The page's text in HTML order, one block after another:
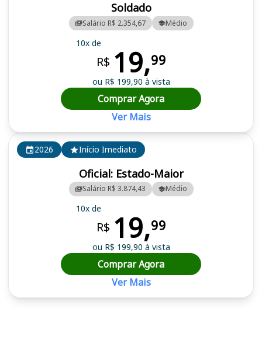
2026 Início Imediato
Oficial: Estado-Maior
Salário R$ 3.874,43 Médio
10x de
R$ 19,99
ou R$ 199,90 à vista
Comprar Agora
Ver Mais
Soldado
Salário R$ 2.354,67 Médio
10x de
R$ 19,99
ou R$ 199,90 à vista
Comprar Agora
Ver Mais